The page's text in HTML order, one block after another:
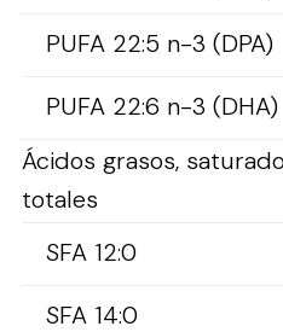
PUFA 22:5 n-3 (DPA)
PUFA 22:6 n-3 (DHA)
Ácidos grasos,
totales
SFA 12:0
SFA 14:0